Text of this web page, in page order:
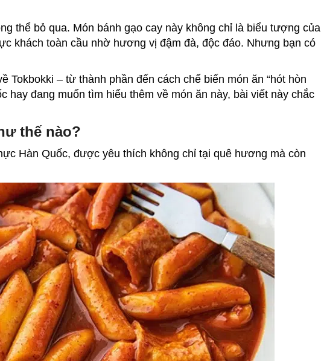
thể bỏ qua. Món bánh gạo cay này không chỉ là biểu tượng của
khách toàn cầu nhờ hương vị đậm đà, độc đáo. Nhưng bạn có
Tokbokki – từ thành phần đến cách chế biến món ăn “hót hòn
hay đang muốn tìm hiểu thêm về món ăn này, bài viết này chắc
thế nào?
Hàn Quốc, được yêu thích không chỉ tại quê hương mà còn